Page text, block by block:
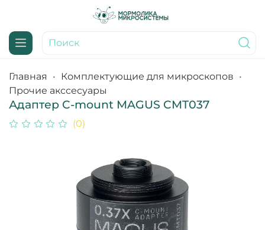
Главная
Комплектующие для микроскопов
Прочие акссесуары
Адаптер C-mount MAGUS CMT037
(0)